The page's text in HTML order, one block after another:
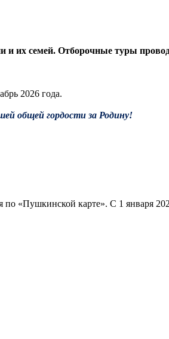
и их семей. Отборочные туры
2026 года.
общей гордости за Родину!
«Пушкинской карте». С 1 января